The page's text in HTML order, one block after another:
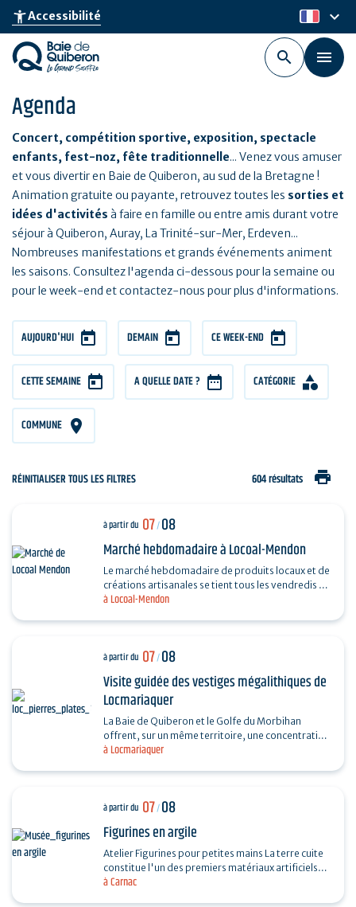
Aller
au
contenu
principal
accessibility_newAccessibilité fr
keyboard_arrow_down
Agenda
Concert, compétition sportive, exposition, spectacle
enfants, fest-noz, fête traditionnelle... Venez vous amuser
et vous divertir en Baie de Quiberon, au sud de la Bretagne !
Animation gratuite ou payante, retrouvez toutes les sorties et
idées d'activités à faire en famille ou entre amis durant votre
séjour à Quiberon, Auray, La Trinité-sur-Mer, Erdeven...
Nombreuses manifestations et grands événements animent
les saisons. Consultez l'agenda ci-dessous pour la semaine ou
pour le week-end et contactez-nous pour plus d'informations.
AUJOURD'HUI DEMAIN CE WEEK-END
CETTE SEMAINE A QUELLE DATE ? CATÉGORIE
COMMUNE
RÉINITIALISER TOUS LES FILTRES 604 résultats print
à Locoal-Mendon
à partir du 07/08
Marché hebdomadaire à Locoal-Mendon
Le marché hebdomadaire de produits locaux et de
créations artisanales se tient tous les vendredis de
16h30 à 19h, sur la place de l'Église.
à Locmariaquer
à partir du 07/08
Visite guidée des vestiges mégalithiques de
Locmariaquer
La Baie de Quiberon et le Golfe du Morbihan
offrent, sur un même territoire, une concentration
de monuments mégalithiques unique en Europe.
à Carnac
à partir du 07/08
Figurines en argile
Atelier Figurines pour petites mains La terre cuite
constitue l'un des premiers matériaux artificiels
inventé par l'Homme et la variété de ses usages…